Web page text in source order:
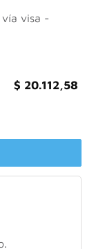
visa -
$ 20.112,58